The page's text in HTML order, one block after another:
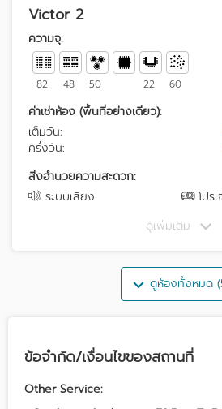
Victor 2
ความจุ:
82 48 50 22 60
ค่าเช่าห้อง (พื้นที่อย่างเดียว):
เต็มวัน:
ครึ่งวัน:
สิ่งอำนวยความสะดวก:
ระบบเสียง
โปร
ดูเพิ่มเติม
ดูห้องทั้งหมด
ข้อจำกัด/เงื่อนไขของสถานที่
Other Service: